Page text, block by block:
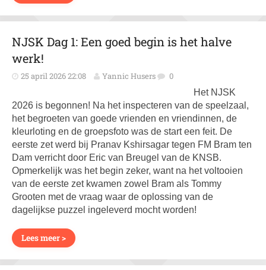
NJSK Dag 1: Een goed begin is het halve
werk!
25 april 2026 22:08 Yannic Husers 0
Het NJSK
2026 is begonnen! Na het inspecteren van de speelzaal,
het begroeten van goede vrienden en vriendinnen, de
kleurloting en de groepsfoto was de start een feit. De
eerste zet werd bij Pranav Kshirsagar tegen FM Bram ten
Dam verricht door Eric van Breugel van de KNSB.
Opmerkelijk was het begin zeker, want na het voltooien
van de eerste zet kwamen zowel Bram als Tommy
Grooten met de vraag waar de oplossing van de
dagelijkse puzzel ingeleverd mocht worden!
Lees meer >